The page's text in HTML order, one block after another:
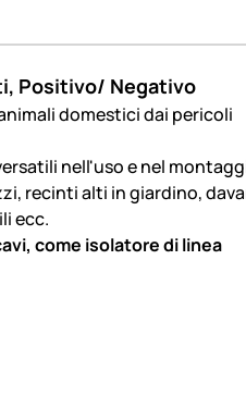
Positivo/ Negativo
domestici dai pericoli
nell'uso e nel
recinti alti in giardino,
ecc.
come isolatore di linea